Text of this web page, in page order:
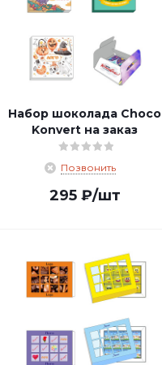
Набор шоколада Choco
Konvert на заказ
Позвонить
295₽/шт